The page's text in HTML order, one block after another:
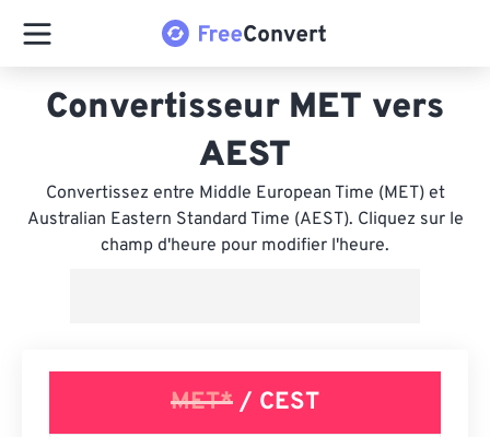
Convertisseur MET vers
AEST
Convertissez entre Middle European Time (MET) et
Australian Eastern Standard Time (AEST). Cliquez sur le
champ d'heure pour modifier l'heure.
MET* / CEST